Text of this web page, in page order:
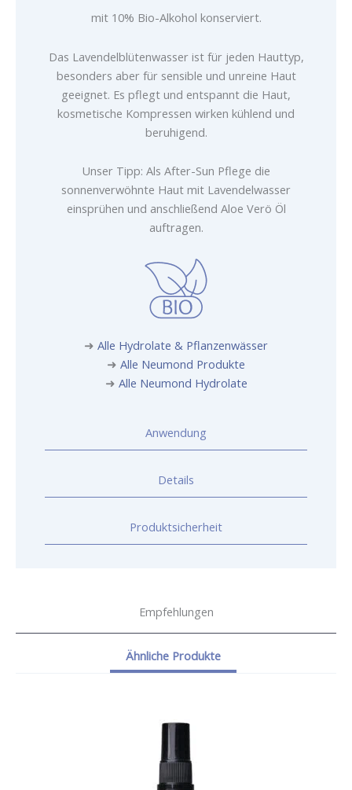
mit 10% Bio-Alkohol konserviert.
Das Lavendelblütenwasser ist für jeden Hauttyp,
besonders aber für sensible und unreine Haut
geeignet. Es pflegt und entspannt die Haut,
kosmetische Kompressen wirken kühlend und
beruhigend.
Unser Tipp: Als After-Sun Pflege die
sonnenverwöhnte Haut mit Lavendelwasser
einsprühen und anschließend Aloe Verö Öl
auftragen.
➜ Alle Hydrolate & Pflanzenwässer
➜ Alle Neumond Produkte
➜ Alle Neumond Hydrolate
Anwendung
Details
Produktsicherheit
Empfehlungen
Ähnliche Produkte